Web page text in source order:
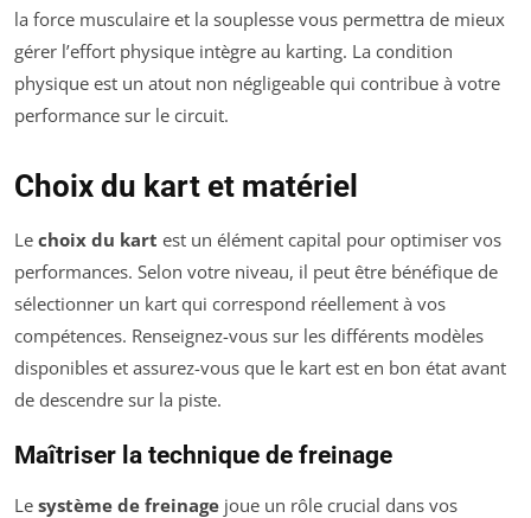
la force musculaire et la souplesse vous permettra de mieux
gérer l’effort physique intègre au karting. La condition
physique est un atout non négligeable qui contribue à votre
performance sur le circuit.
Choix du kart et matériel
Le choix du kart est un élément capital pour optimiser vos
performances. Selon votre niveau, il peut être bénéfique de
sélectionner un kart qui correspond réellement à vos
compétences. Renseignez-vous sur les différents modèles
disponibles et assurez-vous que le kart est en bon état avant
de descendre sur la piste.
Maîtriser la technique de freinage
Le système de freinage joue un rôle crucial dans vos